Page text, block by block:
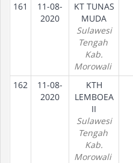
161
11-08-
2020
KT TUNAS
MUDA
Sulawesi
Tengah
Kab.
Morowali
162
11-08-
2020
KTH
LEMBOEA
II
Sulawesi
Tengah
Kab.
Morowali